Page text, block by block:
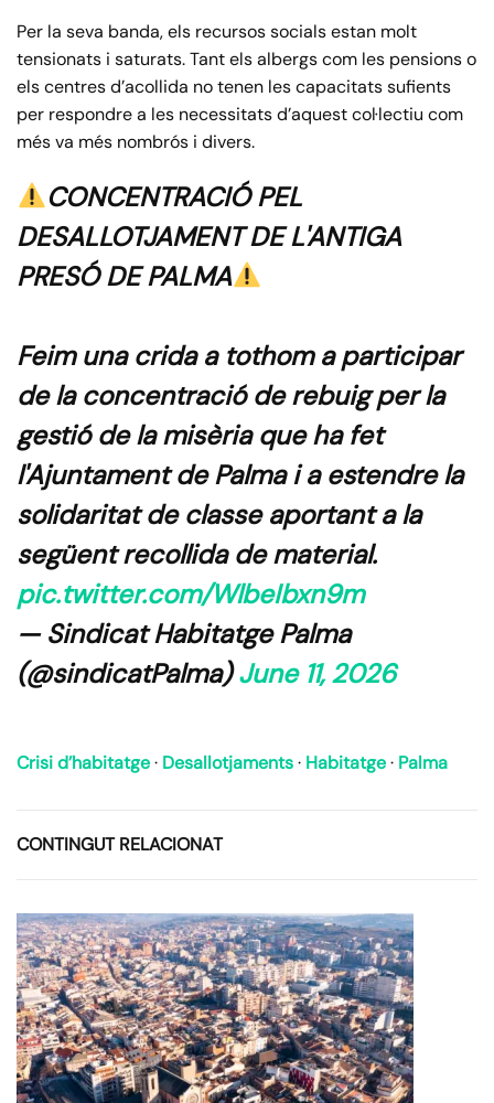
Per la seva banda, els recursos socials estan molt
tensionats i saturats. Tant els albergs com les pensions o
els centres d’acollida no tenen les capacitats sufients
per respondre a les necessitats d’aquest col·lectiu com
més va més nombrós i divers.
CONCENTRACIÓ PEL
DESALLOTJAMENT DE L'ANTIGA
PRESÓ DE PALMA
Feim una crida a tothom a participar
de la concentració de rebuig per la
gestió de la misèria que ha fet
l'Ajuntament de Palma i a estendre la
solidaritat de classe aportant a la
següent recollida de material.
pic.twitter.com/WlbeIbxn9m
— Sindicat Habitatge Palma
(@sindicatPalma)June 11, 2026
Crisi d’habitatge· Desallotjaments· Habitatge· Palma
CONTINGUT RELACIONAT